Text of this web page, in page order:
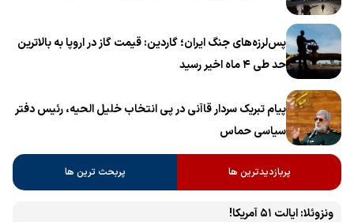
پس‌لرزه‌های جنگ ایران؛ گاردین: قیمت گاز در اروپا به بالاترین
حد طی ۴ ماه اخیر رسید
پیام تبریک سردار قاآنی در پی انتخاب خلیل الحیه، رئیس دفتر
سیاسی حماس
پربازدیدترین ها پربحث ترین ها
ونزوئلا: ایالت ۵۱ آمریکا!